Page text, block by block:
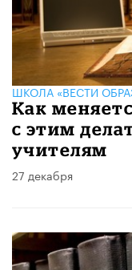
ШКОЛА «ВЕСТИ
Как
с этим
учителям
27 декабря